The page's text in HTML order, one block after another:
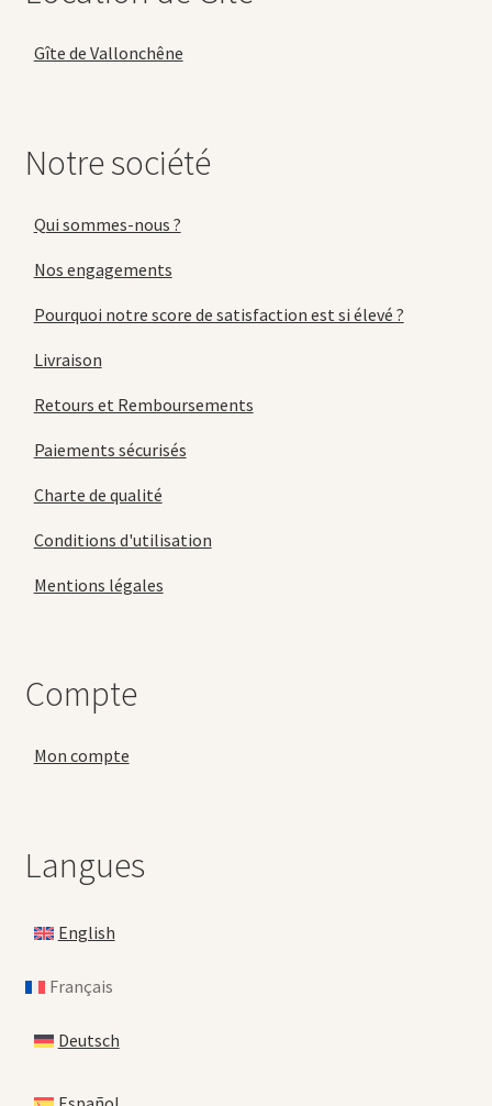
Gîte de Vallonchêne
Notre société
Qui sommes-nous ?
Nos engagements
Pourquoi notre score de satisfaction est si élevé ?
Livraison
Retours et Remboursements
Paiements sécurisés
Charte de qualité
Conditions d'utilisation
Mentions légales
Compte
Mon compte
Langues
English
Français
Deutsch